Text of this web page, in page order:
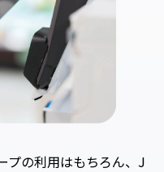
プの利用はもちろん、J